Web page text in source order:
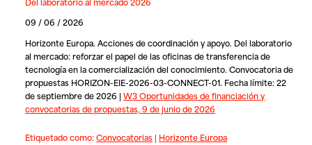
09 / 06 / 2026
Horizonte Europa. Acciones de coordinación y apoyo. Del laboratorio
al mercado: reforzar el papel de las oficinas de transferencia de
tecnología en la comercialización del conocimiento. Convocatoria de
propuestas HORIZON-EIE-2026-03-CONNECT-01. Fecha límite: 22
de septiembre de 2026 | W3 Oportunidades de financiación y
convocatorias de propuestas, 9 de junio de 2026
Etiquetado como:Convocatorias| Horizonte Europa